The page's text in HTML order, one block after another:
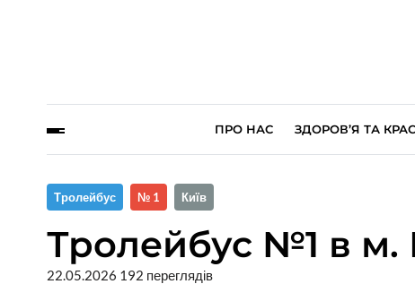
ПРО НАС ЗДОРОВ’Я ТА
Тролейбус № 1 Київ
Тролейбус №1 в м.
22.05.2026 192 переглядів